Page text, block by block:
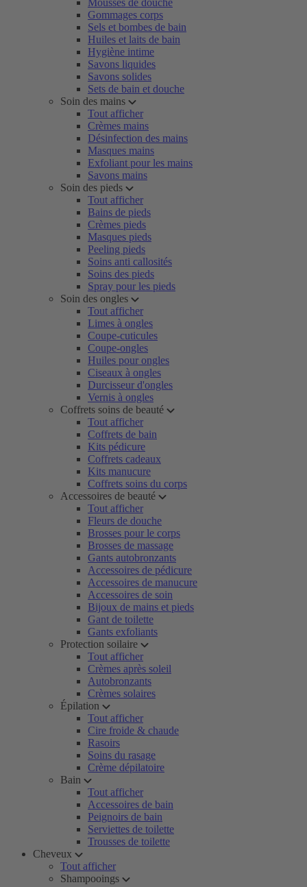
Mousses de douche
Gommages corps
Sels et bombes de bain
Huiles et laits de bain
Hygiène intime
Savons liquides
Savons solides
Sets de bain et douche
Soin des mains
Tout afficher
Crèmes mains
Désinfection des mains
Masques mains
Exfoliant pour les mains
Savons mains
Soin des pieds
Tout afficher
Bains de pieds
Crèmes pieds
Masques pieds
Peeling pieds
Soins anti callosités
Soins des pieds
Spray pour les pieds
Soin des ongles
Tout afficher
Limes à ongles
Coupe-cuticules
Coupe-ongles
Huiles pour ongles
Ciseaux à ongles
Durcisseur d'ongles
Vernis à ongles
Coffrets soins de beauté
Tout afficher
Coffrets de bain
Kits pédicure
Coffrets cadeaux
Kits manucure
Coffrets soins du corps
Accessoires de beauté
Tout afficher
Fleurs de douche
Brosses pour le corps
Brosses de massage
Gants autobronzants
Accessoires de pédicure
Accessoires de manucure
Accessoires de soin
Bijoux de mains et pieds
Gant de toilette
Gants exfoliants
Protection soilaire
Tout afficher
Crèmes après soleil
Autobronzants
Crèmes solaires
Épilation
Tout afficher
Cire froide & chaude
Rasoirs
Soins du rasage
Crème dépilatoire
Bain
Tout afficher
Accessoires de bain
Peignoirs de bain
Serviettes de toilette
Trousses de toilette
Cheveux
Tout afficher
Shampooings